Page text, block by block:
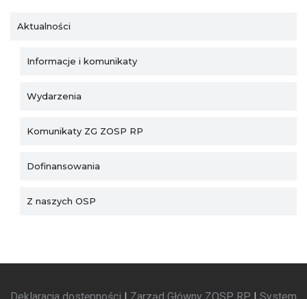
Aktualności
Informacje i komunikaty
Wydarzenia
Komunikaty ZG ZOSP RP
Dofinansowania
Z naszych OSP
Deklaracja dostępności | Zarząd Główny ZOSP RP | System